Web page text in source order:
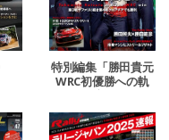
特別編集「勝田貴元
WRC初優勝への軌
跡」